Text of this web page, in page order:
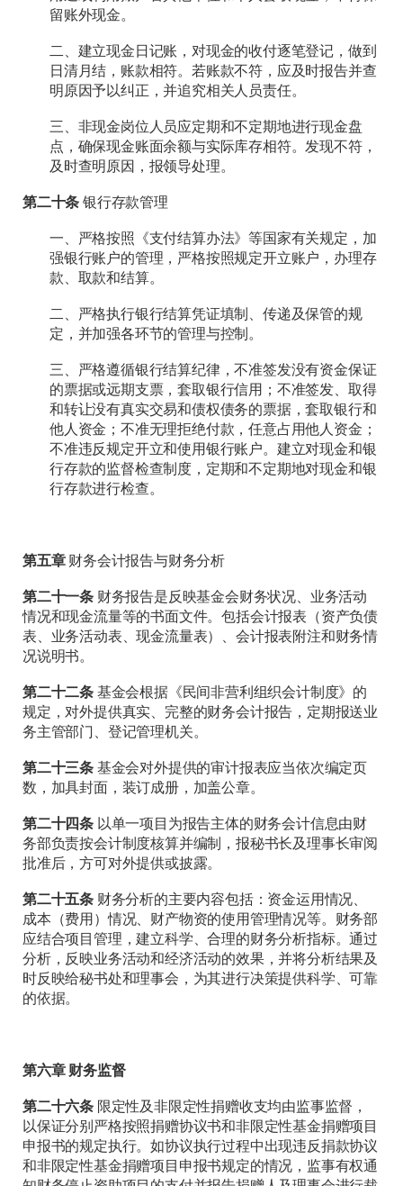
留账外现金。
二、建立现金日记账，对现金的收付逐笔登记，做到
日清月结，账款相符。若账款不符，应及时报告并查
明原因予以纠正，并追究相关人员责任。
三、非现金岗位人员应定期和不定期地进行现金盘
点，确保现金账面余额与实际库存相符。发现不符，
及时查明原因，报领导处理。
第二十条 银行存款管理
一、严格按照《支付结算办法》等国家有关规定，加
强银行账户的管理，严格按照规定开立账户，办理存
款、取款和结算。
二、严格执行银行结算凭证填制、传递及保管的规
定，并加强各环节的管理与控制。
三、严格遵循银行结算纪律，不准签发没有资金保证
的票据或远期支票，套取银行信用；不准签发、取得
和转让没有真实交易和债权债务的票据，套取银行和
他人资金；不准无理拒绝付款，任意占用他人资金；
不准违反规定开立和使用银行账户。建立对现金和银
行存款的监督检查制度，定期和不定期地对现金和银
行存款进行检查。
第五章财务会计报告与财务分析
第二十一条 财务报告是反映基金会财务状况、业务活动
情况和现金流量等的书面文件。包括会计报表（资产负债
表、业务活动表、现金流量表）、会计报表附注和财务情
况说明书。
第二十二条 基金会根据《民间非营利组织会计制度》的
规定，对外提供真实、完整的财务会计报告，定期报送业
务主管部门、登记管理机关。
第二十三条 基金会对外提供的审计报表应当依次编定页
数，加具封面，装订成册，加盖公章。
第二十四条 以单一项目为报告主体的财务会计信息由财
务部负责按会计制度核算并编制，报秘书长及理事长审阅
批准后，方可对外提供或披露。
第二十五条 财务分析的主要内容包括：资金运用情况、
成本（费用）情况、财产物资的使用管理情况等。财务部
应结合项目管理，建立科学、合理的财务分析指标。通过
分析，反映业务活动和经济活动的效果，并将分析结果及
时反映给秘书处和理事会，为其进行决策提供科学、可靠
的依据。
第六章 财务监督
第二十六条 限定性及非限定性捐赠收支均由监事监督，
以保证分别严格按照捐赠协议书和非限定性基金捐赠项目
申报书的规定执行。如协议执行过程中出现违反捐款协议
和非限定性基金捐赠项目申报书规定的情况，监事有权通